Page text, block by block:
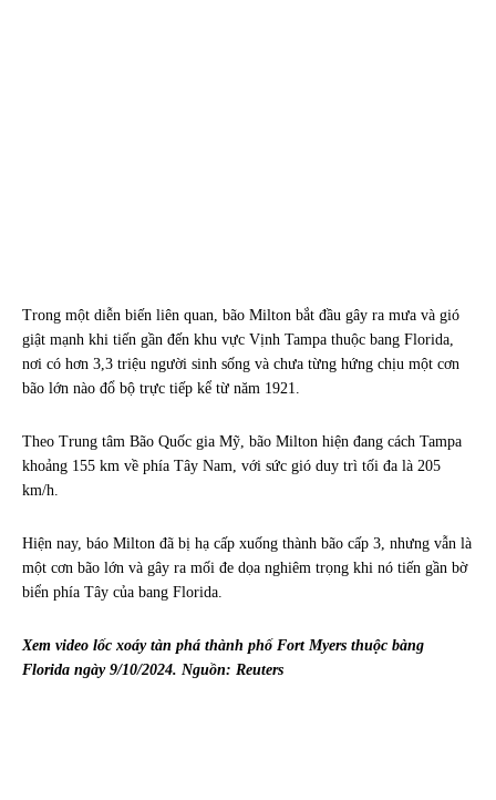
Trong một diễn biến liên quan, bão Milton bắt đầu gây ra mưa và gió
giật mạnh khi tiến gần đến khu vực Vịnh Tampa thuộc bang Florida,
nơi có hơn 3,3 triệu người sinh sống và chưa từng hứng chịu một cơn
bão lớn nào đổ bộ trực tiếp kể từ năm 1921.
Theo Trung tâm Bão Quốc gia Mỹ, bão Milton hiện đang cách Tampa
khoảng 155 km về phía Tây Nam, với sức gió duy trì tối đa là 205
km/h.
Hiện nay, báo Milton đã bị hạ cấp xuống thành bão cấp 3, nhưng vẫn là
một cơn bão lớn và gây ra mối đe dọa nghiêm trọng khi nó tiến gần bờ
biển phía Tây của bang Florida.
Xem video lốc xoáy tàn phá thành phố Fort Myers thuộc bàng
Florida ngày 9/10/2024. Nguồn: Reuters